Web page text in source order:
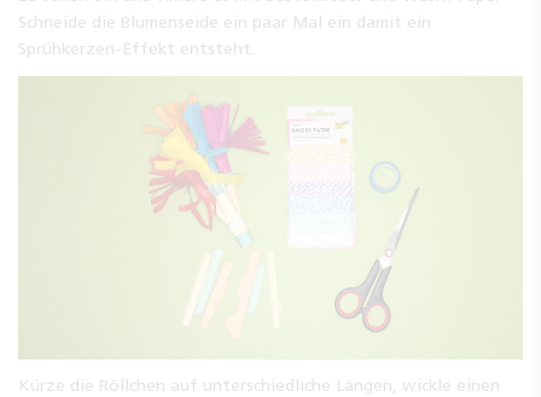
Schneide die Blumenseide ein paar Mal ein damit ein
Sprühkerzen-Effekt entsteht.
Kürze die Röllchen auf unterschiedliche Längen, wickle einen